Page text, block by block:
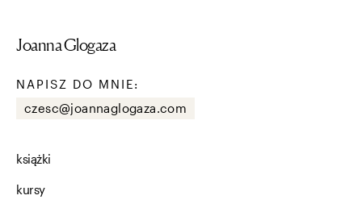
Joanna Glogaza
NAPISZ DO MNIE:
czesc@joannaglogaza.com
książki
kursy